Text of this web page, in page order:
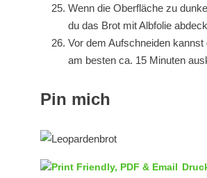
Wenn die Oberfläche zu
du das Brot mit Albfolie
Vor dem Aufschneiden kannst
am besten ca. 15 Minuten
Pin mich